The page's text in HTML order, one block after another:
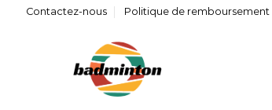
Contactez-nous Politique de